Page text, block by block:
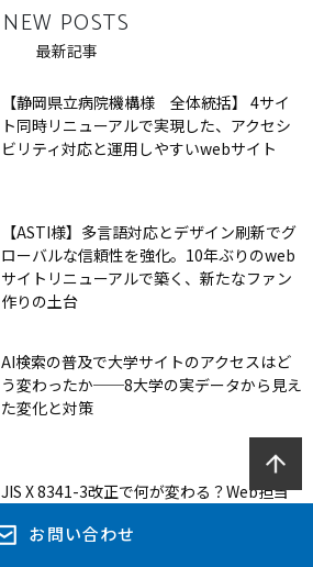
NEW POSTS
最新記事
【静岡県立病院機構様 全体統括】 4サイ
ト同時リニューアルで実現した、アクセシ
ビリティ対応と運用しやすいwebサイト
【ASTI様】多言語対応とデザイン刷新でグ
ローバルな信頼性を強化。10年ぶりのweb
サイトリニューアルで築く、新たなファン
作りの土台
AI検索の普及で大学サイトのアクセスはど
う変わったか──8大学の実データから見え
た変化と対策
JIS X 8341-3改正で何が変わる？Web担当
お問い合わせ